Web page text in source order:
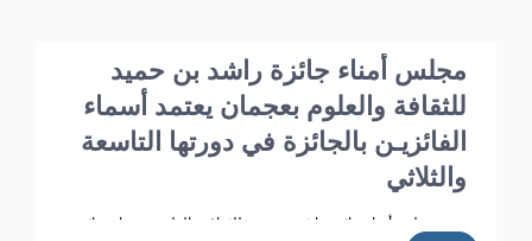
مجلس أمناء جائزة راشد بن حميد
للثقافة والعلوم بعجمان يعتمد أسماء
الفائزيـن بالجائزة في دورتها التاسعة
والثلاثي
عتمد مجلس أمناء جائزة راشد بن حميد للثقافة والعلوم بعجمان نتائج